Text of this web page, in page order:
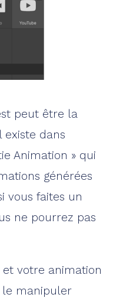
peut être la
existe dans
Animation » qui
générées
vous faites un
ne pourrez pas
votre animation
le manipuler